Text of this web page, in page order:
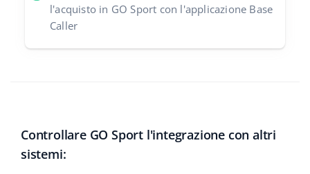
l'acquisto in GO Sport con l'applicazione Base
Caller
Controllare GO Sport l'integrazione con altri
sistemi: